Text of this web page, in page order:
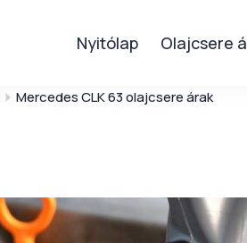
Nyitólap Olajcsere
Mercedes CLK 63 olajcsere árak